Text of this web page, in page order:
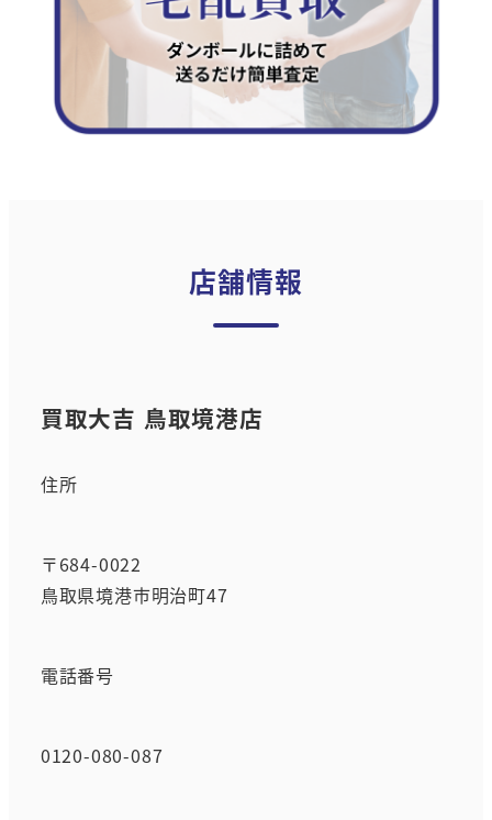
店舗情報
買取大吉 鳥取境港店
住所
〒684-0022
鳥取県境港市明治町47
電話番号
0120-080-087